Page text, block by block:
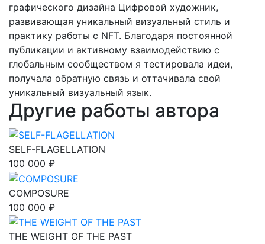
графического дизайна Цифровой художник,
развивающая уникальный визуальный стиль и
практику работы с NFT. Благодаря постоянной
публикации и активному взаимодействию с
глобальным сообществом я тестировала идеи,
получала обратную связь и оттачивала свой
уникальный визуальный язык.
Другие работы автора
SELF-FLAGELLATION
100 000 ₽
COMPOSURE
100 000 ₽
THE WEIGHT OF THE PAST